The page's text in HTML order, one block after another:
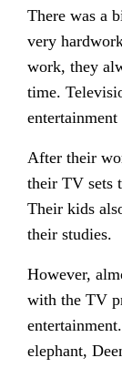
There was a
very
work, they
time.
After their
their TV sets
Their kids
their studies.
However,
with the TV
elephant,